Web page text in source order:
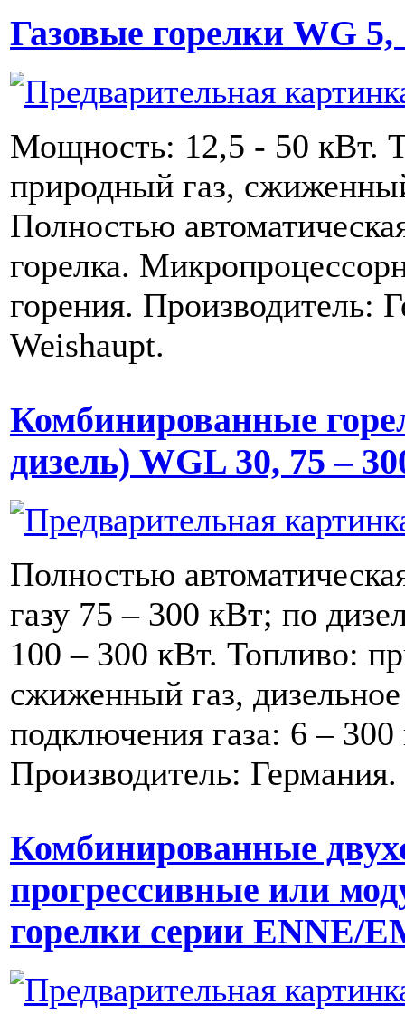
Газовые горелки WG 5,
Мощность: 12,5 - 50 кВт.
природный газ,
Полностью
горелка.
горения. Производитель:
Weishaupt.
Комбинированные
дизель) WGL 30, 75 –
Полностью
газу 75 – 300 кВт; по
100 – 300 кВт. Топливо:
сжиженный газ,
подключения газа: 6 –
Производитель: Германия.
Комбинированные
прогрессивные или
горелки серии ENNE/